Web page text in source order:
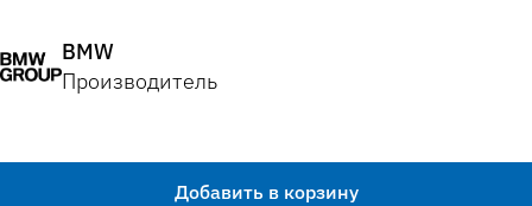
BMW
Производитель
Добавить в корзину